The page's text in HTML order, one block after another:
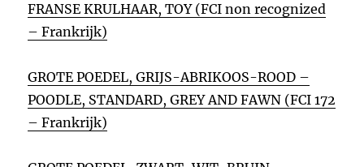
FRANSE KRULHAAR, TOY (FCI non recognized
– Frankrijk)
GROTE POEDEL, GRIJS-ABRIKOOS-ROOD –
POODLE, STANDARD, GREY AND FAWN (FCI 172
– Frankrijk)